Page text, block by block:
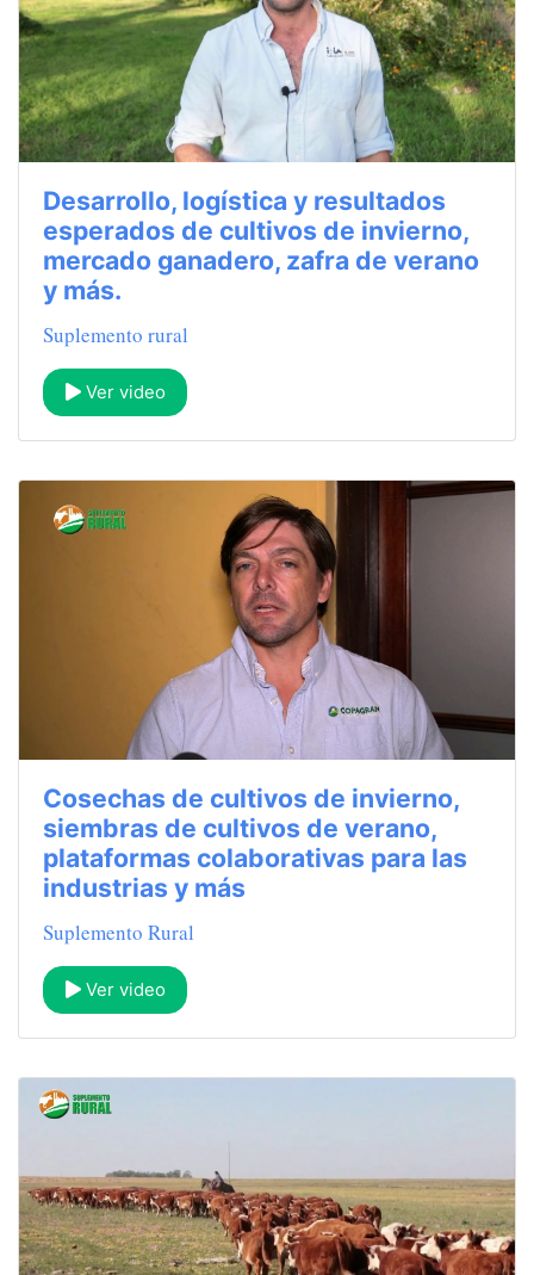
Desarrollo, logística y resultados
esperados de cultivos de invierno,
mercado ganadero, zafra de verano
y más.
Suplemento rural
Ver video
Cosechas de cultivos de invierno,
siembras de cultivos de verano,
plataformas colaborativas para las
industrias y más
Suplemento Rural
Ver video